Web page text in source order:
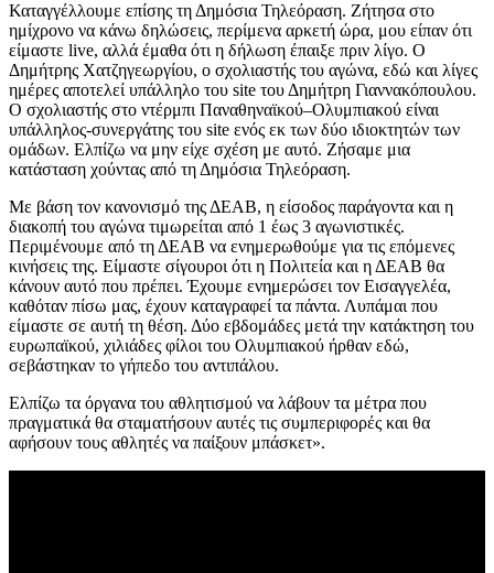
Καταγγέλλουμε επίσης τη Δημόσια Τηλεόραση. Ζήτησα στο
ημίχρονο να κάνω δηλώσεις, περίμενα αρκετή ώρα, μου είπαν ότι
είμαστε live, αλλά έμαθα ότι η δήλωση έπαιξε πριν λίγο. Ο
Δημήτρης Χατζηγεωργίου, ο σχολιαστής του αγώνα, εδώ και λίγες
ημέρες αποτελεί υπάλληλο του site του Δημήτρη Γιαννακόπουλου.
Ο σχολιαστής στο ντέρμπι Παναθηναϊκού–Ολυμπιακού είναι
υπάλληλος-συνεργάτης του site ενός εκ των δύο ιδιοκτητών των
ομάδων. Ελπίζω να μην είχε σχέση με αυτό. Ζήσαμε μια
κατάσταση χούντας από τη Δημόσια Τηλεόραση.
Με βάση τον κανονισμό της ΔΕΑΒ, η είσοδος παράγοντα και η
διακοπή του αγώνα τιμωρείται από 1 έως 3 αγωνιστικές.
Περιμένουμε από τη ΔΕΑΒ να ενημερωθούμε για τις επόμενες
κινήσεις της. Είμαστε σίγουροι ότι η Πολιτεία και η ΔΕΑΒ θα
κάνουν αυτό που πρέπει. Έχουμε ενημερώσει τον Εισαγγελέα,
καθόταν πίσω μας, έχουν καταγραφεί τα πάντα. Λυπάμαι που
είμαστε σε αυτή τη θέση. Δύο εβδομάδες μετά την κατάκτηση του
ευρωπαϊκού, χιλιάδες φίλοι του Ολυμπιακού ήρθαν εδώ,
σεβάστηκαν το γήπεδο του αντιπάλου.
Ελπίζω τα όργανα του αθλητισμού να λάβουν τα μέτρα που
πραγματικά θα σταματήσουν αυτές τις συμπεριφορές και θα
αφήσουν τους αθλητές να παίξουν μπάσκετ».